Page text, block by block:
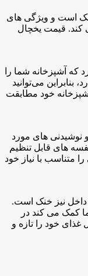
است و ویژگی های
کند. قیمت یخچال
آشپزخانه شما را
می‌توانید
خود مطابقت
و نوشیدنی های مورد
های قابل تنظیم
را متناسب با نیاز خود
داخل نیز خنک است.
کمک می کند در
خود را تازه و